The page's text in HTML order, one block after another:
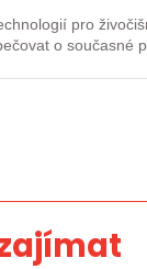
pro živočišnou
o současné